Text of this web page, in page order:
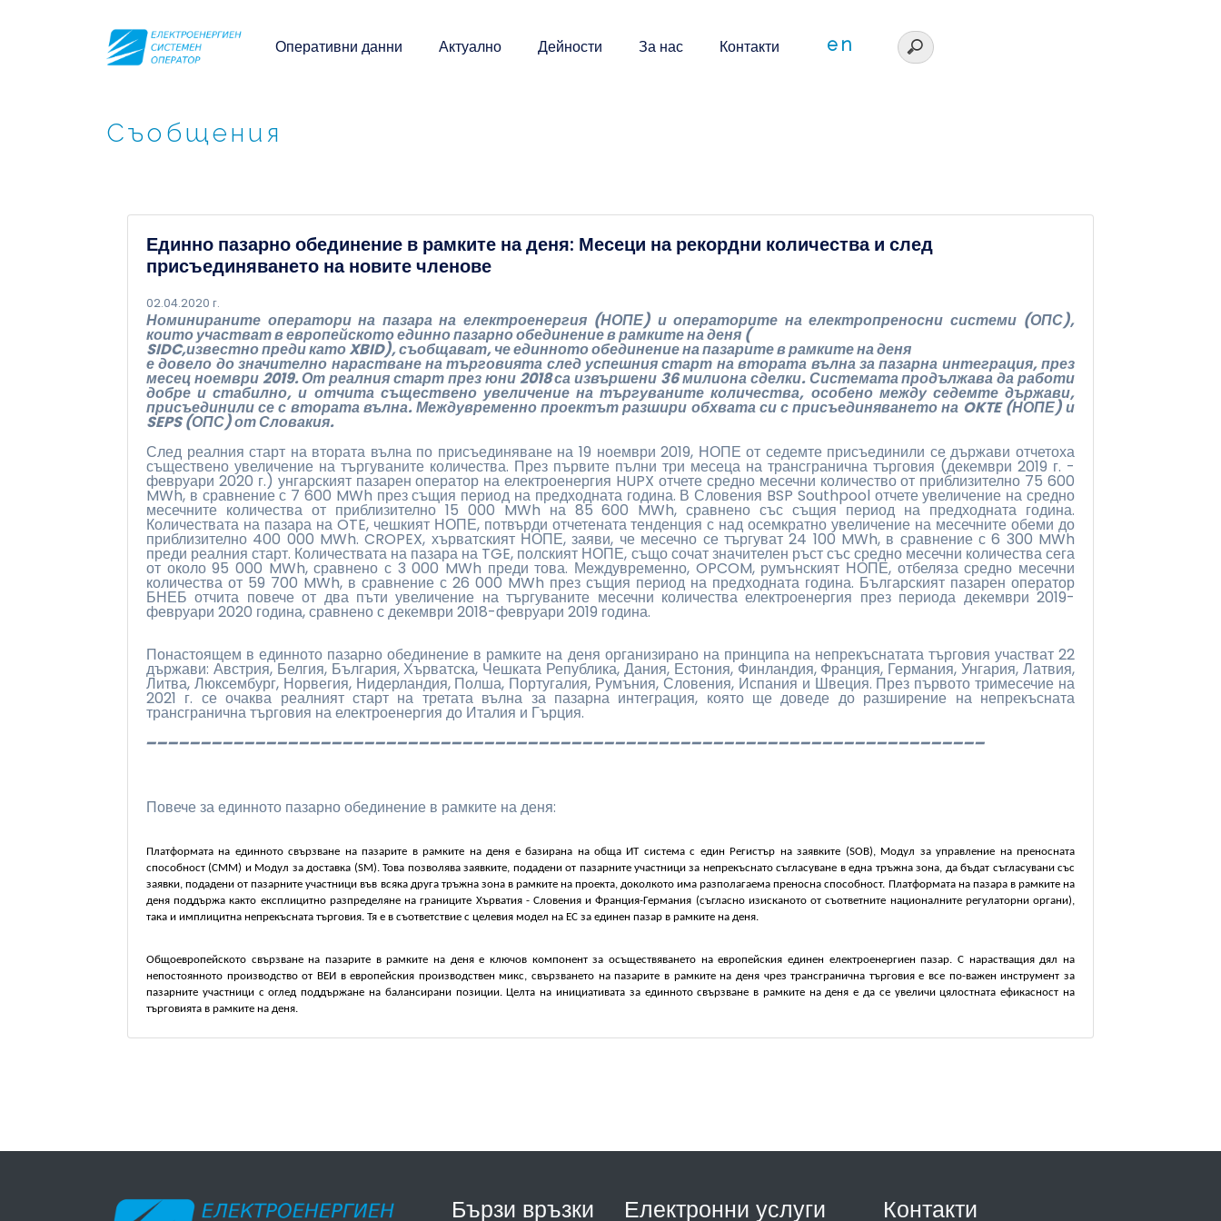
Оперативни данни Актуално Дейности За нас Контакти en
Съобщения
Единно пазарно обединение в рамките на деня: Месеци на рекордни количества и след
присъединяването на новите членове
02.04.2020 г.
Номинираните оператори на пазара на електроенергия (НОПЕ) и операторите на електропреносни системи (ОПС),
които участват в европейското единно пазарно обединение в рамките на деня (
SIDC,известно преди като XBID), съобщават, че единното обединение на пазарите в рамките на деня
е довело до значително нарастване на търговията след успешния старт на втората вълна за пазарна интеграция, през
месец ноември 2019. От реалния старт през юни 2018 са извършени 36 милиона сделки. Системата продължава да работи
добре и стабилно, и отчита съществено увеличение на търгуваните количества, особено между седемте държави,
присъединили се с втората вълна. Междувременно проектът разшири обхвата си с присъединяването на OKTE (НОПЕ) и
SEPS (ОПС) от Словакия.
След реалния старт на втората вълна по присъединяване на 19 ноември 2019, НОПЕ от седемте присъединили се държави отчетоха
съществено увеличение на търгуваните количества. През първите пълни три месеца на трансгранична търговия (декември 2019 г. -
февруари 2020 г.) унгарският пазарен оператор на електроенергия HUPX отчете средно месечни количество от приблизително 75 600
MWh, в сравнение с 7 600 MWh през същия период на предходната година. В Словения BSP Southpool отчете увеличение на средно
месечните количества от приблизително 15 000 MWh на 85 600 MWh, сравнено със същия период на предходната година.
Количествата на пазара на OTE, чешкият НОПЕ, потвърди отчетената тенденция с над осемкратно увеличение на месечните обеми до
приблизително 400 000 MWh. CROPEX, хърватският НОПЕ, заяви, че месечно се търгуват 24 100 MWh, в сравнение с 6 300 MWh
преди реалния старт. Количествата на пазара на TGE, полският НОПЕ, също сочат значителен ръст със средно месечни количества сега
от около 95 000 MWh, сравнено с 3 000 MWh преди това. Междувременно, OPCOM, румънският НОПЕ, отбеляза средно месечни
количества от 59 700 MWh, в сравнение с 26 000 MWh през същия период на предходната година. Българският пазарен оператор
БНЕБ отчита повече от два пъти увеличение на търгуваните месечни количества електроенергия през периода декември 2019-
февруари 2020 година, сравнено с декември 2018-февруари 2019 година.
Понастоящем в единното пазарно обединение в рамките на деня организирано на принципа на непрекъснатата търговия участват 22
държави: Австрия, Белгия, България, Хърватска, Чешката Република, Дания, Естония, Финландия, Франция, Германия, Унгария, Латвия,
Литва, Люксембург, Норвегия, Нидерландия, Полша, Португалия, Румъния, Словения, Испания и Швеция. През първото тримесечие на
2021 г. се очаква реалният старт на третата вълна за пазарна интеграция, която ще доведе до разширение на непрекъсната
трансгранична търговия на електроенергия до Италия и Гърция.
_____________________________________________________________________________
Повече за единното пазарно обединение в рамките на деня:
Платформата на единното свързване на пазарите в рамките на деня е базирана на обща ИТ система с един Регистър на заявките (SOB), Модул за управление на преносната
способност (СММ) и Модул за доставка (SM). Това позволява заявките, подадени от пазарните участници за непрекъснато съгласуване в една тръжна зона, да бъдат съгласувани със
заявки, подадени от пазарните участници във всяка друга тръжна зона в рамките на проекта, доколкото има разполагаема преносна способност. Платформата на пазара в рамките на
деня поддържа както експлицитно разпределяне на границите Хърватия - Словения и Франция-Германия (съгласно изисканото от съответните националните регулаторни органи),
така и имплицитна непрекъсната търговия. Тя е в съответствие с целевия модел на ЕС за единен пазар в рамките на деня.
Общоевропейското свързване на пазарите в рамките на деня е ключов компонент за осъществяването на европейския единен електроенергиен пазар. С нарастващия дял на
непостоянното производство от ВЕИ в европейския производствен микс, свързването на пазарите в рамките на деня чрез трансгранична търговия е все по-важен инструмент за
пазарните участници с оглед поддържане на балансирани позиции. Целта на инициативата за единното свързване в рамките на деня е да се увеличи цялостната ефикасност на
търговията в рамките на деня.
Бързи връзки Електронни услуги Контакти